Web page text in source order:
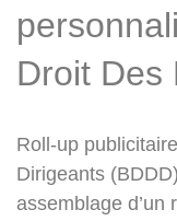
Droit Des
Roll-up
Dirigeants
assemblage d’un